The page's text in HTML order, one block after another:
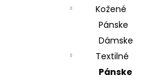
Kožené
Pánske
Dámske
Textilné
Pánske